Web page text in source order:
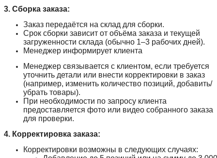
3. Сборка заказа:
Заказ передаётся на склад для сборки.
Срок сборки зависит от объёма заказа и текущей
загруженности склада (обычно 1–3 рабочих дней).
Менеджер информирует клиента
Менеджер связывается с клиентом, если требуется
уточнить детали или внести корректировки в заказ
(например, изменить количество позиций, добавить/
убрать товары).
При необходимости по запросу клиента
предоставляется фото или видео собранного заказа
для проверки.
4. Корректировка заказа:
Корректировки возможны в следующих случаях: